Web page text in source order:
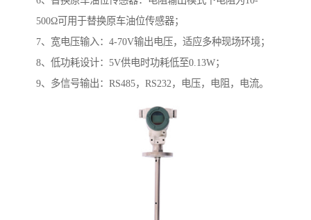
500Ω可用于替换原车油位传感器；
7、宽电压输入：4-70V输出电压，适应多种现场环境；
8、低功耗设计：5V供电时功耗低至0.13W；
9、多信号输出：RS485，RS232，电压，电阻，电流。